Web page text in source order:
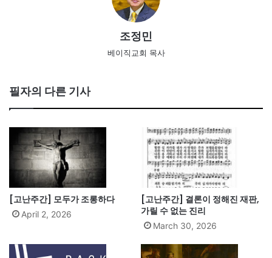
조정민
베이직교회 목사
필자의 다른 기사
[고난주간] 모두가 조롱하다
April 2, 2026
[고난주간] 결론이 정해진 재판,
가릴 수 없는 진리
March 30, 2026